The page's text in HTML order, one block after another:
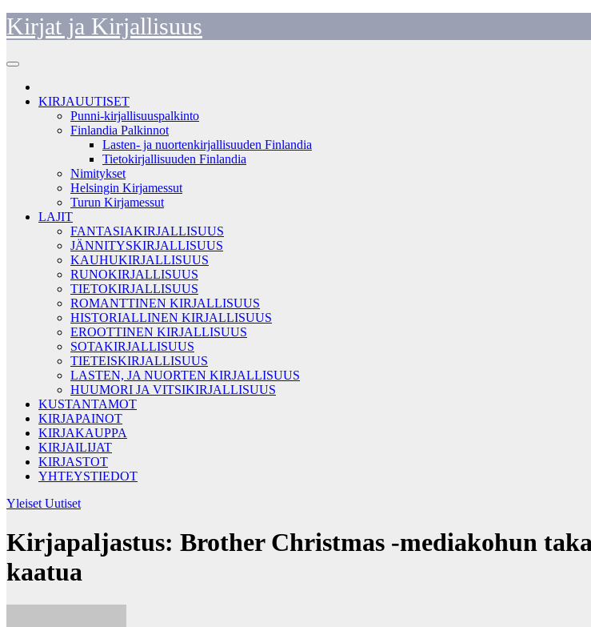
Skip
to
Kirjat ja Kirjallisuus
KIRJAUUTISET
Punni-kirjallisuuspalkinto
Finlandia Palkinnot
Lasten- ja nuortenkirjallisuuden Finlandia
Tietokirjallisuuden Finlandia
Nimitykset
Helsingin Kirjamessut
Turun Kirjamessut
LAJIT
FANTASIAKIRJALLISUUS
JÄNNITYSKIRJALLISUUS
KAUHUKIRJALLISUUS
RUNOKIRJALLISUUS
TIETOKIRJALLISUUS
ROMANTTINEN KIRJALLISUUS
HISTORIALLINEN KIRJALLISUUS
EROOTTINEN KIRJALLISUUS
SOTAKIRJALLISUUS
TIETEISKIRJALLISUUS
LASTEN, JA NUORTEN KIRJALLISUUS
HUUMORI JA VITSIKIRJALLISUUS
KUSTANTAMOT
KIRJAPAINOT
KIRJAKAUPPA
KIRJAILIJAT
KIRJASTOT
YHTEYSTIEDOT
Yleiset Uutiset
Kirjapaljastus: Brother Christmas -mediakohun
kaatua